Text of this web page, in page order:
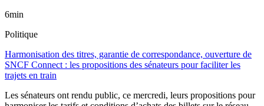
6min
Politique
Harmonisation des titres, garantie de correspondance, ouverture de
SNCF Connect : les propositions des sénateurs pour faciliter les
trajets en train
Les sénateurs ont rendu public, ce mercredi, leurs propositions pour